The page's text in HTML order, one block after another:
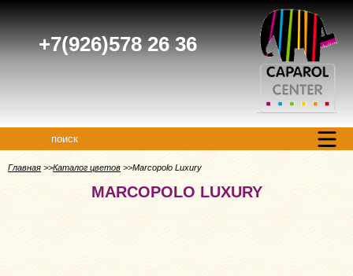
+7(926)578 26 36
поиск
Главная Каталог цветов Marcopolo Luxury
MARCOPOLO LUXURY